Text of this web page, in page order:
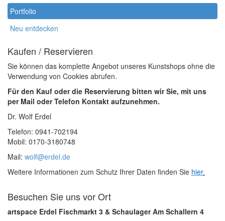
Portfolio
Neu entdecken
Kaufen / Reservieren
Sie können das komplette Angebot unseres Kunstshops ohne die
Verwendung von Cookies abrufen.
Für den Kauf oder die Reservierung bitten wir Sie, mit uns
per Mail oder Telefon Kontakt aufzunehmen.
Dr. Wolf Erdel
Telefon: 0941-702194
Mobil: 0170-3180748
Mail: wolf@erdel.de
Weitere Informationen zum Schutz Ihrer Daten finden Sie hier.
Besuchen Sie uns vor Ort
artspace Erdel Fischmarkt 3 & Schaulager Am Schallern 4